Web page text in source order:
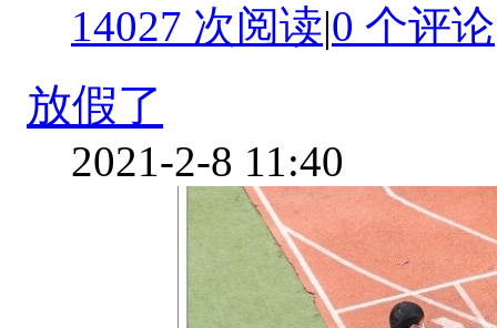
14027 次阅读|0 个评论
放假了
2021-2-8 11:40